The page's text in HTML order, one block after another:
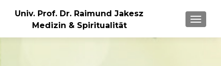
MENU
Univ. Prof. Dr. Raimund Jakesz
Medizin & Spiritualität